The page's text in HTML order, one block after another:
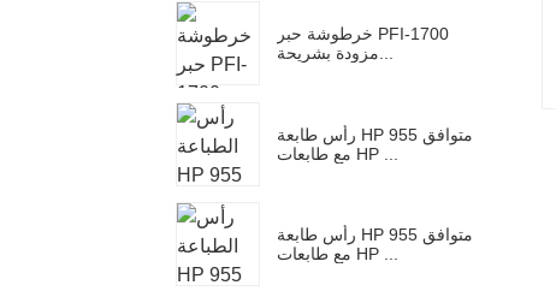
خرطوشة حبر PFI-1700
رأس طابعة HP 955 متوافق
مع طابعات HP ...
رأس طابعة HP 955 متوافق
مع طابعات HP ...